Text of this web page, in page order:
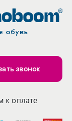
обувь
звонок
к оплате